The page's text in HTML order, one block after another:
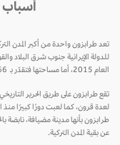
أسباب
تعد طرابزون واحدة من أكبر المدن
العام 2015، أما مساحتها فتقدّر بـ 4666 كيلومتر مربع.
تقع طرابزون على طريق الحرير التاريخي،
لعدة قرون، كما لعبت دورًا كبيرًا منذ
طرابزون بأنها مدينة مضيافة، نابضة
عن بقية المدن التركية.